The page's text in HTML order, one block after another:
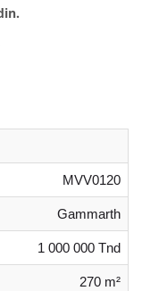
MVV0120
Gammarth
1 000 000 Tnd
270 m²